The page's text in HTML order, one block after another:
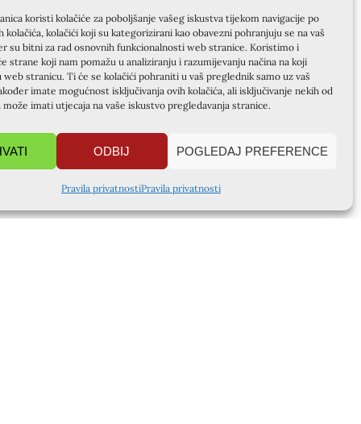
koristi kolačiće za poboljšanje vašeg iskustva tijekom navigacije po
kolačića, kolačići koji su kategorizirani kao obavezni pohranjuju se na vaš
su bitni za rad osnovnih funkcionalnosti web stranice. Koristimo i
strane koji nam pomažu u analiziranju i razumijevanju načina na koji
stranicu. Ti će se kolačići pohraniti u vaš preglednik samo uz vaš
imate mogućnost isključivanja ovih kolačića, ali isključivanje nekih od
može imati utjecaja na vaše iskustvo pregledavanja stranice.
ODBIJ POGLEDAJ PREFERENCE
Pravila privatnostiPravila privatnosti